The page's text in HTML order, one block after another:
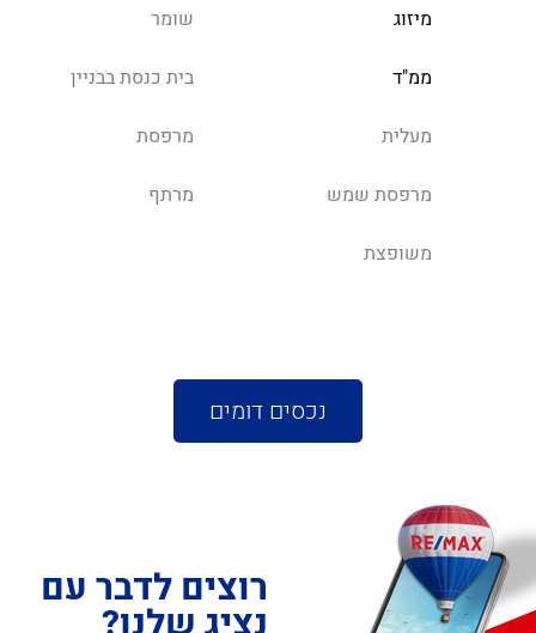
מיזוג שומר
ממ"ד בית כנסת בבניין
מעלית מרפסת
מרפסת שמש מרתף
משופצת
נכסים דומים
רוצים לדבר עם